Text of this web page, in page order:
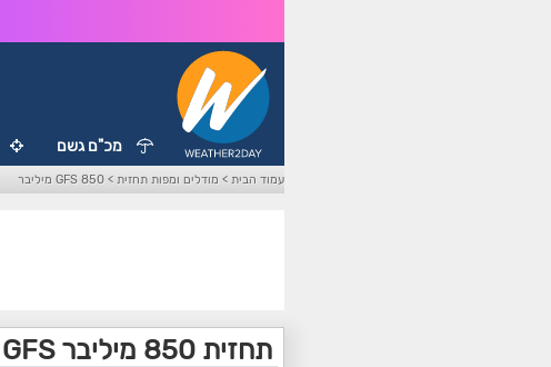
מכ"ם גשם
עמוד הבית > מודלים ומפות תחזית >GFS 850 מיליבר
תחזית 850 מיליבר GFS